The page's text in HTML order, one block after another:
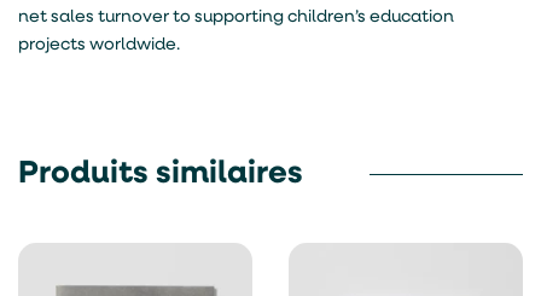
net sales turnover to supporting children’s education
projects worldwide.
Produits similaires